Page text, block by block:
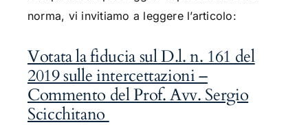
norma, vi invitiamo a leggere l’articolo:
Votata la fiducia sul D.l. n. 161 del
2019 sulle intercettazioni –
Commento del Prof. Avv. Sergio
Scicchitano